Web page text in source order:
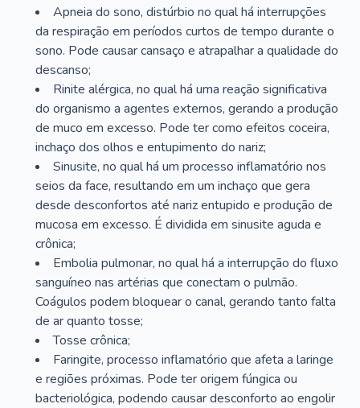
Apneia do sono, distúrbio no qual há interrupções
da respiração em períodos curtos de tempo durante o
sono. Pode causar cansaço e atrapalhar a qualidade do
descanso;
Rinite alérgica, no qual há uma reação significativa
do organismo a agentes externos, gerando a produção
de muco em excesso. Pode ter como efeitos coceira,
inchaço dos olhos e entupimento do nariz;
Sinusite, no qual há um processo inflamatório nos
seios da face, resultando em um inchaço que gera
desde desconfortos até nariz entupido e produção de
mucosa em excesso. É dividida em sinusite aguda e
crônica;
Embolia pulmonar, no qual há a interrupção do fluxo
sanguíneo nas artérias que conectam o pulmão.
Coágulos podem bloquear o canal, gerando tanto falta
de ar quanto tosse;
Tosse crônica;
Faringite, processo inflamatório que afeta a laringe
e regiões próximas. Pode ter origem fúngica ou
bacteriológica, podendo causar desconforto ao engolir